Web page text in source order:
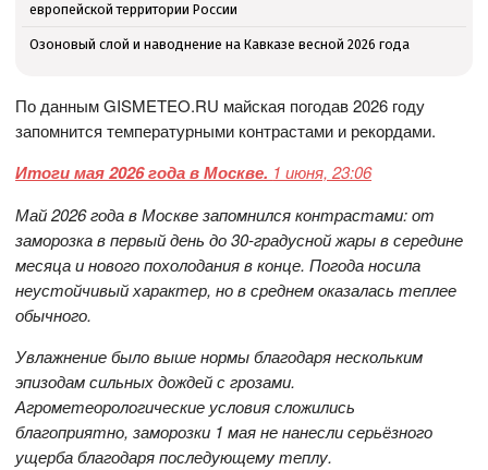
европейской территории России
Озоновый слой и наводнение на Кавказе весной 2026 года
По данным GISMETEO.RU майская погодав 2026 году
запомнится температурными контрастами и рекордами.
Итоги мая 2026 года в Москве. 1 июня, 23:06
Май 2026 года в Москве запомнился контрастами: от
заморозка в первый день до 30-градусной жары в середине
месяца и нового похолодания в конце. Погода носила
неустойчивый характер, но в среднем оказалась теплее
обычного.
Увлажнение было выше нормы благодаря нескольким
эпизодам сильных дождей с грозами.
Агрометеорологические условия сложились
благоприятно, заморозки 1 мая не нанесли серьёзного
ущерба благодаря последующему теплу.